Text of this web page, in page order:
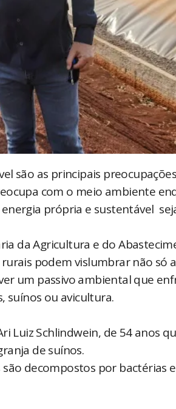
são as principais
com o meio ambiente
própria e sustentável
da Agricultura e do
podem vislumbrar não só
um passivo ambiental que
suínos ou avicultura.
Luiz Schlindwein, de 54 anos
de suínos.
decompostos por bactérias